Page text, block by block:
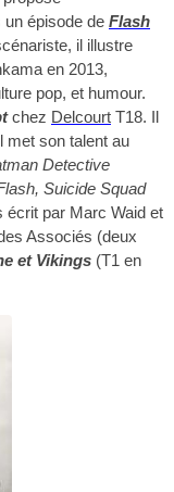
épisode de Flash
il illustre
en 2013,
pop, et humour.
chez Delcourt T18. Il
met son talent au
Detective
Suicide Squad
écrit par Marc Waid et
Associés (deux
et Vikings (T1 en